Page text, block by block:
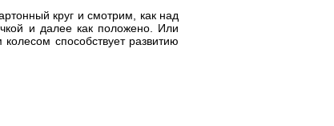
круг и смотрим, как над
и далее как положено. Или
способствует развитию